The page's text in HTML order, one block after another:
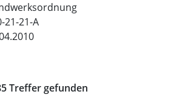
21-21-A
Treffer gefunden